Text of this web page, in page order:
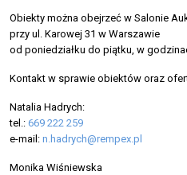
Obiekty można obejrzeć w Salonie
przy ul. Karowej 31 w Warszawie
od poniedziałku do piątku, w
Kontakt w sprawie obiektów oraz
Natalia Hadrych:
tel.: 669 222 259
e-mail: n.hadrych@rempex.pl
Monika Wiśniewska